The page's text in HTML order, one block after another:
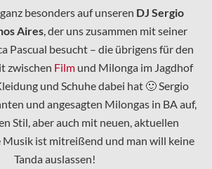
besonders auf unseren DJ Sergio
Aires, der uns zusammen mit seiner
Pascual besucht – die übrigens für den
zwischen Film und Milonga im Jagdhof
und Schuhe dabei hat 🙂 Sergio
und angesagten Milongas in BA auf,
Stil, aber auch mit neuen, aktuellen
Musik ist mitreißend und man will keine
Tanda auslassen!